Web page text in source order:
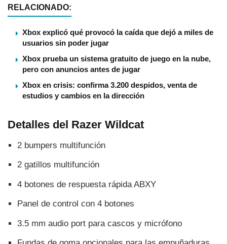
RELACIONADO:
Xbox explicó qué provocó la caída que dejó a miles de
usuarios sin poder jugar
Xbox prueba un sistema gratuito de juego en la nube,
pero con anuncios antes de jugar
Xbox en crisis: confirma 3.200 despidos, venta de
estudios y cambios en la dirección
Detalles del Razer Wildcat
2 bumpers multifunción
2 gatillos multifunción
4 botones de respuesta rápida ABXY
Panel de control con 4 botones
3.5 mm audio port para cascos y micrófono